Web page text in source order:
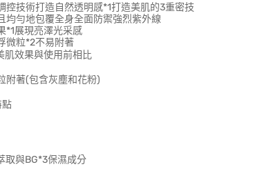
控技術打造自然透明感*1打造美肌的3重密技
均勻地包覆全身全面防禦強烈紫外線
*1展現亮澤光采感
微粒*2不易附著
肌效果與使用前相比
附著(包含灰塵和花粉)
點
取與BG*3保濕成分